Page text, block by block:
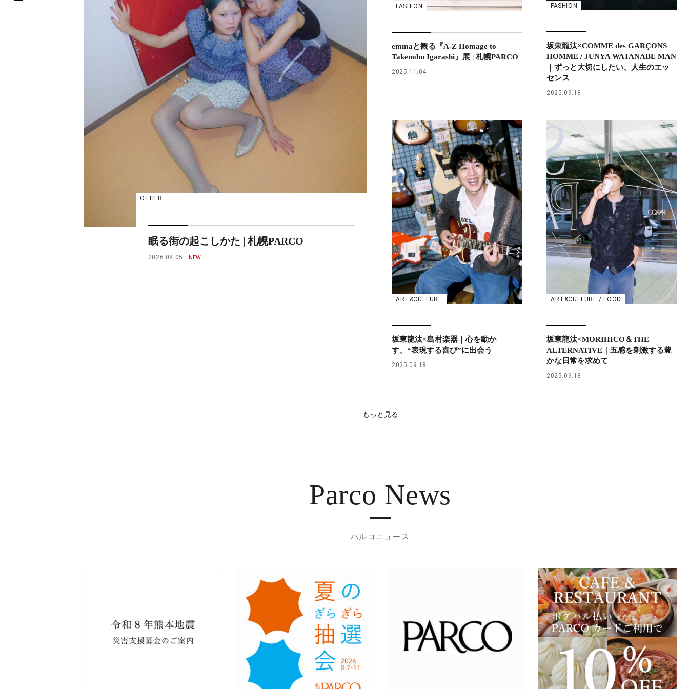
OTHER
眠る街の起こしかた | 札幌PARCO
2026.08.05
FASHION
emmaと観る『A-Z Homage to
Takenobu Igarashi』展 | 札幌PARCO
2025.11.04
FASHION
坂東龍汰×COMME des GARÇONS
HOMME / JUNYA WATANABE MAN
｜ずっと大切にしたい、人生のエッ
センス
2025.09.18
ART&CULTURE
坂東龍汰×島村楽器｜心を動か
す、“表現する喜び”に出会う
2025.09.18
ART&CULTURE / FOOD
坂東龍汰×MORIHICO＆THE
ALTERNATIVE｜五感を刺激する豊
かな日常を求めて
2025.09.18
もっと見る
Parco News
パルコニュース